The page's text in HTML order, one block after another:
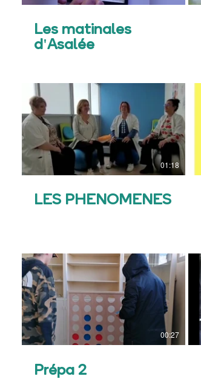
Les matinales
d'Asalée
01:18
LES PHENOMENES
00:27
Prépa 2